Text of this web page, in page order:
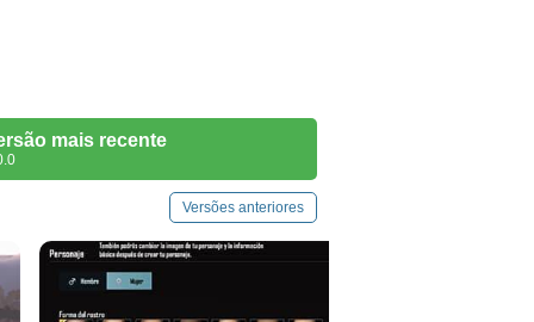
mais recente
Versões anteriores